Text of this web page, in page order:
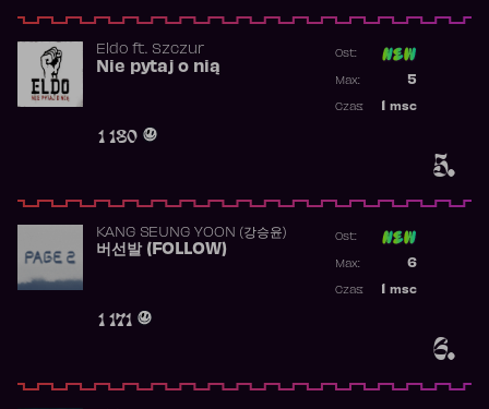
5.
Eldoft. Szczur
Nie pytaj o nią
1 180
Ost:
5
Max:
msc
Czas:
6.
KANG SEUNG YOON (강승윤)
버선발 (FOLLOW)
1 171
Ost:
6
Max:
msc
Czas: